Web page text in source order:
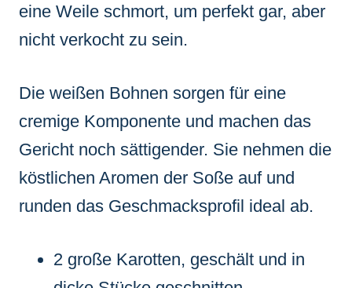
eine Weile schmort, um perfekt gar, aber
nicht verkocht zu sein.
Die weißen Bohnen sorgen für eine
cremige Komponente und machen das
Gericht noch sättigender. Sie nehmen die
köstlichen Aromen der Soße auf und
runden das Geschmacksprofil ideal ab.
2 große Karotten, geschält und in